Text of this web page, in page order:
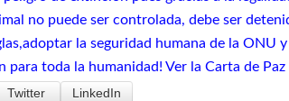
no puede ser controlada, debe ser
la seguridad humana de la ONU
para toda la humanidad! Ver la Carta de
Twitter LinkedIn